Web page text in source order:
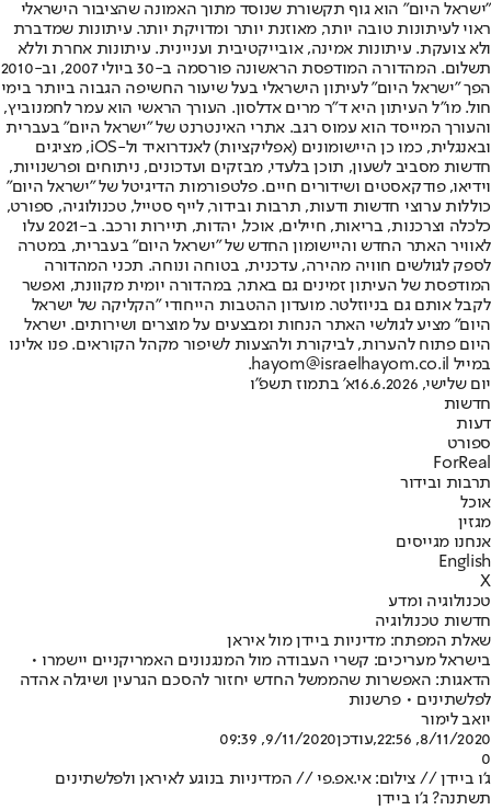
"ישראל היום" הוא גוף תקשורת שנוסד מתוך האמונה שהציבור הישראלי
ראוי לעיתונות טובה יותר, מאוזנת יותר ומדויקת יותר. עיתונות שמדברת
ולא צועקת. עיתונות אמינה, אובייקטיבית ועניינית. עיתונות אחרת וללא
תשלום. המהדורה המודפסת הראשונה פורסמה ב-30 ביולי 2007, וב-2010
הפך "ישראל היום" לעיתון הישראלי בעל שיעור החשיפה הגבוה ביותר בימי
חול. מו"ל העיתון היא ד"ר מרים אדלסון. העורך הראשי הוא עמר לחמנוביץ,
והעורך המייסד הוא עמוס רגב. אתרי האינטרנט של "ישראל היום" בעברית
ובאנגלית, כמו כן היישומונים (אפליקציות) לאנדרואיד ול-iOS, מציגים
חדשות מסביב לשעון, תוכן בלעדי, מבזקים ועדכונים, ניתוחים ופרשנויות,
וידיאו, פודקאסטים ושידורים חיים. פלטפורמות הדיגיטל של "ישראל היום"
כוללות ערוצי חדשות ודעות, תרבות ובידור, לייף סטייל, טכנולוגיה, ספורט,
כלכלה וצרכנות, בריאות, חיילים, אוכל, יהדות, תיירות ורכב. ב-2021 עלו
לאוויר האתר החדש והיישומון החדש של "ישראל היום" בעברית, במטרה
לספק לגולשים חוויה מהירה, עדכנית, בטוחה ונוחה. תכני המהדורה
המודפסת של העיתון זמינים גם באתר, במהדורה יומית מקוונת, ואפשר
לקבל אותם גם בניוזלטר. מועדון ההטבות הייחודי "הקליקה של ישראל
היום" מציע לגולשי האתר הנחות ומבצעים על מוצרים ושירותים. ישראל
היום פתוח להערות, לביקורת ולהצעות לשיפור מקהל הקוראים. פנו אלינו
במייל hayom@israelhayom.co.il.
יום שלישי, 16.6.2026
א' בתמוז תשפ"ו
חדשות
דעות
ספורט
ForReal
תרבות ובידור
אוכל
מגזין
אנחנו מגייסים
English
X
טכנולוגיה ומדע
חדשות טכנולוגיה
שאלת המפתח: מדיניות ביידן מול איראן
בישראל מעריכים: קשרי העבודה מול המנגנונים האמריקניים יישמרו •
הדאגות: האפשרות שהממשל החדש יחזור להסכם הגרעין ושיגלה אהדה
לפלשתינים • פרשנות
יואב לימור
8/11/2020, 22:56
,עודכן9/11/2020, 09:39
0
ג'ו ביידן // צילום: אי.אפ.פי // המדיניות בנוגע לאיראן ולפלשתינים
תשתנה? ג'ו ביידן